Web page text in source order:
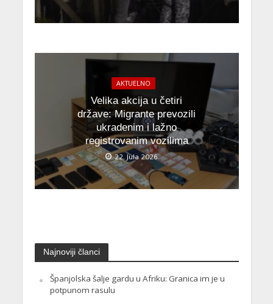
AKTUELNO
Velika akcija u četiri
države: Migrante prevozili
ukradenim i lažno
registrovanim vozilima
22. Jula 2026.
Najnoviji članci
Španjolska šalje gardu u Afriku: Granica im je u
potpunom rasulu